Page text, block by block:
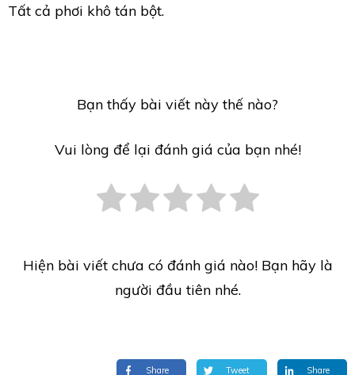
Tất cả phơi khô tán bột.
Bạn thấy bài viết này thế nào?
Vui lòng để lại đánh giá của bạn nhé!
Hiện bài viết chưa có đánh giá nào! Bạn hãy là
người đầu tiên nhé.
Share Tweet Share